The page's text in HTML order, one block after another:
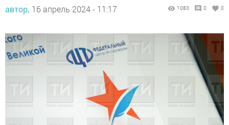
автор, 16 апрель 2024 - 11:17 1083 0 0